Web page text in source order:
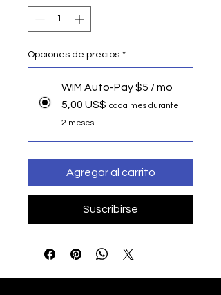
Opciones de precios *
WIM Auto-Pay $5 / mo
5,00 US$ cada mes durante
2 meses
Agregar al carrito
Suscribirse